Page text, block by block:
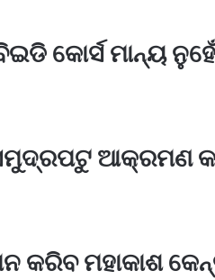
କୋର୍ସ ମାନ୍ୟ
ଆକ୍ରମଣ
କରିବ ମହାକାଶ